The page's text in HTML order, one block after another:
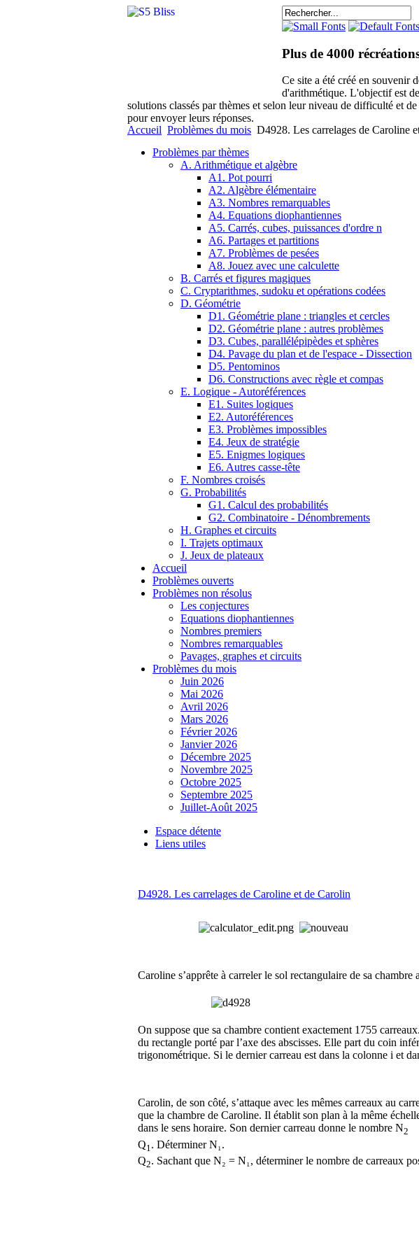
Plus de 4000
Ce site a été créé en souvenir
d'arithmétique. L'objectif est
solutions classés par thèmes et selon leur niveau de difficulté et
pour envoyer leurs réponses.
Accueil Problèmes du mois D4928. Les carrelages de Caroline
Problèmes par thèmes
A. Arithmétique et algèbre
A1. Pot pourri
A2. Algèbre élémentaire
A3. Nombres remarquables
A4. Equations diophantiennes
A5. Carrés, cubes, puissances d'ordre n
A6. Partages et partitions
A7. Problèmes de pesées
A8. Jouez avec une calculette
B. Carrés et figures magiques
C. Cryptarithmes, sudoku et opérations codées
D. Géométrie
D1. Géométrie plane : triangles et cercles
D2. Géométrie plane : autres problèmes
D3. Cubes, parallélépipèdes et sphères
D4. Pavage du plan et de l'espace - Dissection
D5. Pentominos
D6. Constructions avec règle et compas
E. Logique - Autoréférences
E1. Suites logiques
E2. Autoréférences
E3. Problèmes impossibles
E4. Jeux de stratégie
E5. Enigmes logiques
E6. Autres casse-tête
F. Nombres croisés
G. Probabilités
G1. Calcul des probabilités
G2. Combinatoire - Dénombrements
H. Graphes et circuits
I. Trajets optimaux
J. Jeux de plateaux
Accueil
Problèmes ouverts
Problèmes non résolus
Les conjectures
Equations diophantiennes
Nombres premiers
Nombres remarquables
Pavages, graphes et circuits
Problèmes du mois
Juin 2026
Mai 2026
Avril 2026
Mars 2026
Février 2026
Janvier 2026
Décembre 2025
Novembre 2025
Octobre 2025
Septembre 2025
Juillet-Août 2025
Espace détente
Liens utiles
D4928. Les carrelages de Caroline et de Carolin
Caroline s’apprête à carreler le sol rectangulaire de sa
On suppose que sa chambre contient exactement 1755
du rectangle porté par l’axe des abscisses. Elle part du coin
trigonométrique. Si le dernier carreau est dans la colonne i et
Carolin, de son côté, s’attaque avec les mêmes carreaux au
que la chambre de Caroline. Il établit son plan à la même
dans le sens horaire. Son dernier carreau donne le nombre N2
Q1 . Déterminer N₁.
Q2. Sachant que N₂ = N₁, déterminer le nombre de carreaux